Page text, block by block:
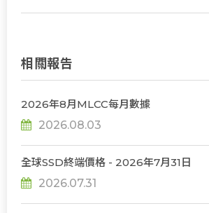
相關報告
2026年8月MLCC每月數據
2026.08.03
全球SSD終端價格 - 2026年7月31日
2026.07.31